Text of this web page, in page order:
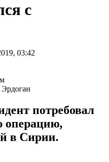
с
03:42
потребовал
операцию,
в Сирии.